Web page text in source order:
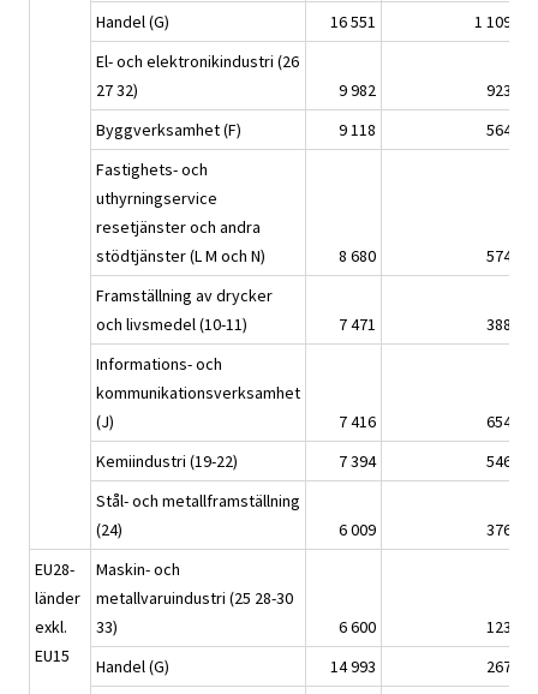
Handel (G)
16 551
1 109,1
El- och elektronikindustri (26
27 32)
9 982
923,3
Byggverksamhet (F)
9 118
564,1
Fastighets- och
uthyrningservice
resetjänster och andra
stödtjänster (L M och N)
8 680
574,6
Framställning av drycker
och livsmedel (10-11)
7 471
388,3
Informations- och
kommunikationsverksamhet
(J)
7 416
654,0
Kemiindustri (19-22)
7 394
546,9
Stål- och metallframställning
(24)
6 009
376,2
EU28-
länder
exkl.
EU15
Maskin- och
metallvaruindustri (25 28-30
33)
6 600
123,5
Handel (G)
14 993 267,5